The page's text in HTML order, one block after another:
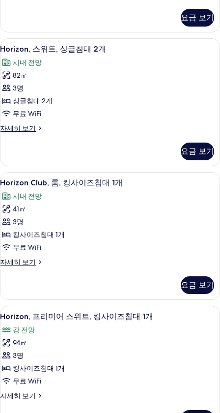
대
개
사
진
모
두
보
기
킹
사
이
침
대
개
자
세
히
보
요금 보기
Horizon,
스
위
트,
싱
글
침
대
사
진
모
두
보
기
1 개의 침실, 이집트산 면 시트, 고급 침
10
Horizon, 스위트, 싱글침대 2개
시내 전망
82㎡
3명
싱글침대 2개
무료 WiFi
자세히 보기
Horizon,
싱
글
침
2
개
세
히
보
기
요금 보기
Horizon
Club,
룸,
킹
사
이
즈
침
개
사
진
모
두
보
기
1 개의 침실, 이집트산 면 시트, 고급 침
13
Horizon Club, 룸, 킹사이즈침대 1개
시내 전망
41㎡
3명
킹사이즈침대 1개
무료 WiFi
자세히 보기
Horizon
사
이
즈
대
자
세
히
보
기
요금 보기
Horizon,
프
리
미
어
스
위
트,
1 개의 침실, 이집트산 면 시트, 고급 침
14
Horizon, 프리미어 스위트, 킹사이즈침대 1개
강 전망
94㎡
3명
킹사이즈침대 1개
무료 WiFi
자세히 보기
Horizon,